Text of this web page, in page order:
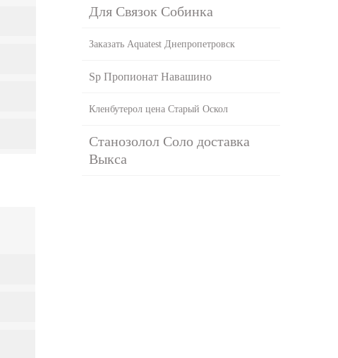
Для Связок Собинка
Заказать Aquatest Днепропетровск
Sp Пропионат Навашино
Кленбутерол цена Старый Оскол
Станозолол Соло доставка
Выкса